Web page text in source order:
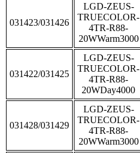
031423/031426
LGD-ZEUS-
TRUECOLOR-
4TR-R88-
20WWarm3000
031422/031425
LGD-ZEUS-
TRUECOLOR-
4TR-R88-
20WDay4000
031428/031429
LGD-ZEUS-
TRUECOLOR-
4TR-R88-
20WWarm3000